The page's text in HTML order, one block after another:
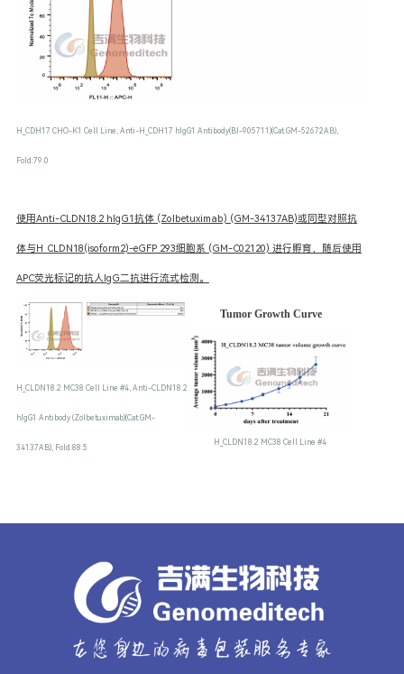
H_CDH17 CHO-K1 Cell Line, Anti-H_CDH17 hIgG1 Antibody(BI-905711)(Cat.GM-52672AB),
Fold:79.0
使用Anti-CLDN18.2 hIgG1抗体 (Zolbetuximab) (GM-34137AB)或同型对照抗
体与H_CLDN18(isoform2)-eGFP 293细胞系 (GM-C02120) 进行孵育，随后使用
APC荧光标记的抗人IgG二抗进行流式检测。
H_CLDN18.2 MC38 Cell Line #4, Anti-CLDN18.2
hIgG1 Antibody (Zolbetuximab)(Cat.GM-
34137AB), Fold:88.5
Tumor Growth Curve
H_CLDN18.2 MC38 Cell Line #4